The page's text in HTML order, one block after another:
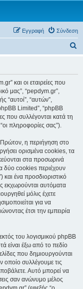
Σύνδεση
Εγγραφή
και οι εταιρείες που
μας”, “pepdym.gr”,
“αυτοί”, “αυτών”,
Limited”, “phpBB
που συλλέγονται κατά τη
πληροφορίες σας”).
η περιήγηση στο
ορισμένα cookies, τα
στα προσωρινά
δύο cookies περιέχουν
και ένα προσδιοριστικό
εκχωρούνται αυτόματα
μόλις έχετε
για να
έτσι την εμπειρία
του λογισμικού phpBB
είναι έξω από το πεδίο
που δημιουργούνται
συλλέγουμε τις
Αυτό μπορεί να
σαν ανώνυμο μέλος